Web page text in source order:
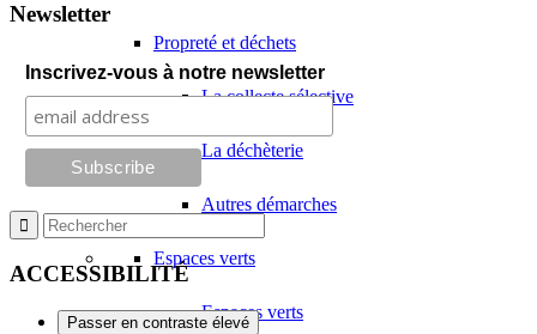
Propreté et déchets
La collecte sélective
La déchèterie
Autres démarches
Espaces verts
Espaces verts
Newsletter
Inscrivez-vous à notre newsletter
ACCESSIBILITÉ
Passer en contraste élevé